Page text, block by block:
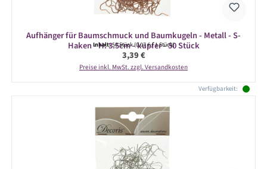
Aufhänger für Baumschmuck und Baumkugeln - Metall - S-
Haken - H: 3.5cm - kupfer - 50 Stück
Inhalt:50 Stück(0,07 € / 1 Stück)
Regulärer Preis:
3,39 €
Preise inkl. MwSt. zzgl. Versandkosten
Verfügbarkeit: